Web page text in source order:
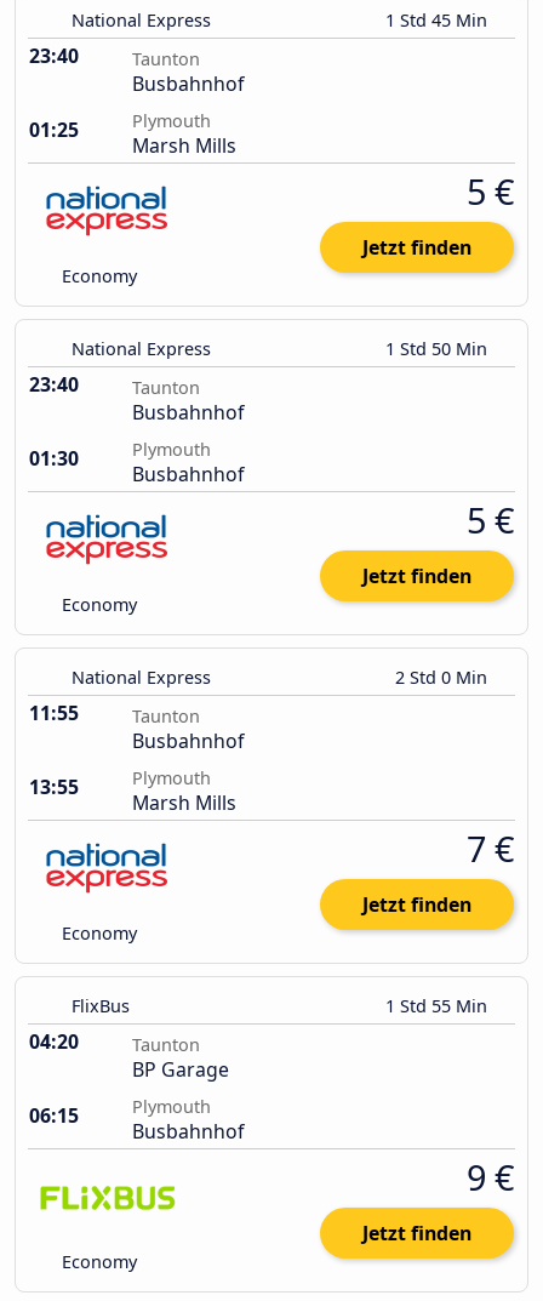
National Express 1 Std 45 Min
23:40 Taunton
Busbahnhof
01:25
Plymouth
Marsh Mills
Economy
5 €
Jetzt finden
National Express 1 Std 50 Min
23:40 Taunton
Busbahnhof
01:30
Plymouth
Busbahnhof
Economy
5 €
Jetzt finden
National Express 2 Std 0 Min
11:55 Taunton
Busbahnhof
13:55
Plymouth
Marsh Mills
Economy
7 €
Jetzt finden
FlixBus 1 Std 55 Min
04:20 Taunton
BP Garage
06:15
Plymouth
Busbahnhof
Economy
9 €
Jetzt finden